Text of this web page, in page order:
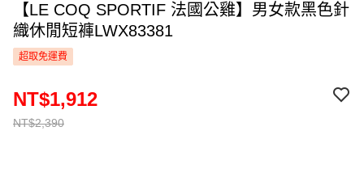
【LE COQ SPORTIF 法國公雞】男女款黑色針
織休閒短褲LWX83381
超取免運費
NT$2,390
NT$1,912